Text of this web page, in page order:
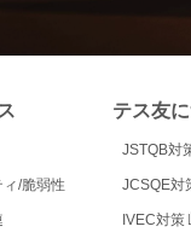
/脆弱性
テス友
JSTQB対
JCSQE対
IVEC対策